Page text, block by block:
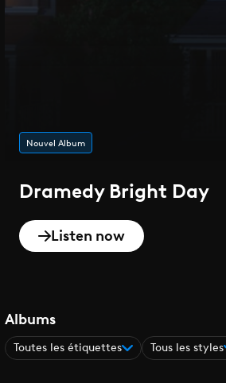
Playlist de l'été
Epique
Discover
Albums
Toutes les étiquettes Tous les styles